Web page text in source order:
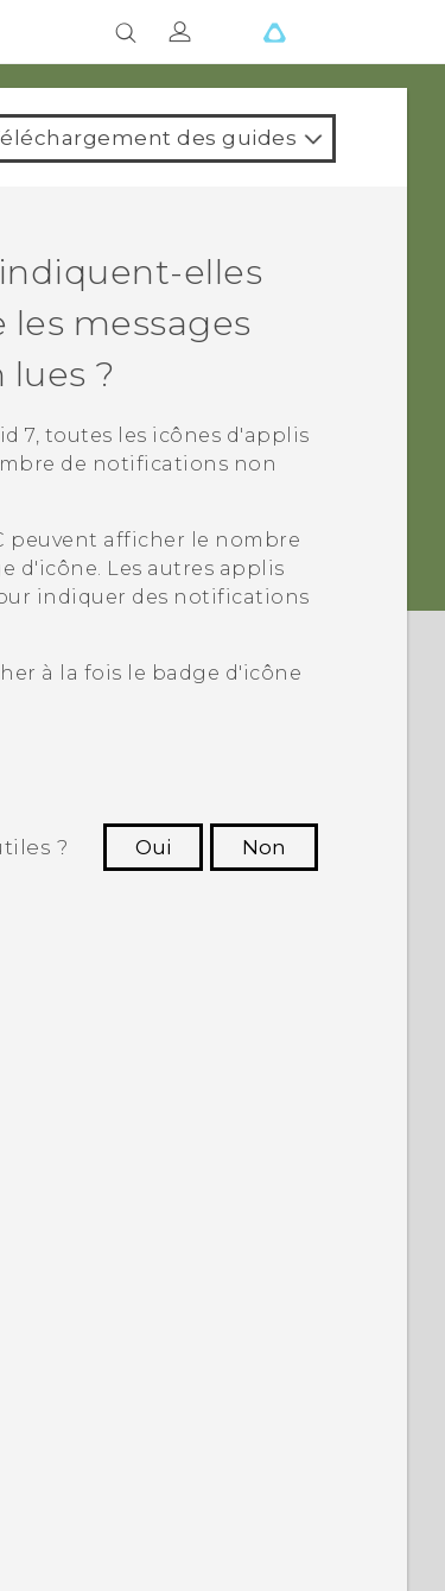
des guides
elles
messages
?
7, toutes les icônes d'applis
de notifications non
peuvent afficher le nombre
d'icône. Les autres applis
indiquer des notifications
à la fois le badge d'icône
? Oui
Non